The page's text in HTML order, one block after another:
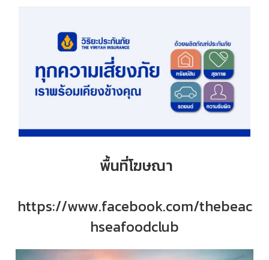
พื้นที่โฆษณา
https://www.facebook.com/thebeac
hseafoodclub